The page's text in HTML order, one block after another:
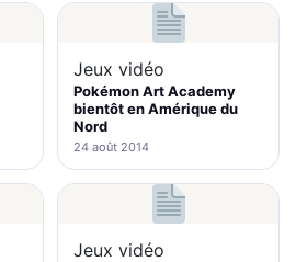
Jeux vidéo
Pokémon Art Academy
bientôt en Amérique du
Nord
24 août 2014
Jeux vidéo